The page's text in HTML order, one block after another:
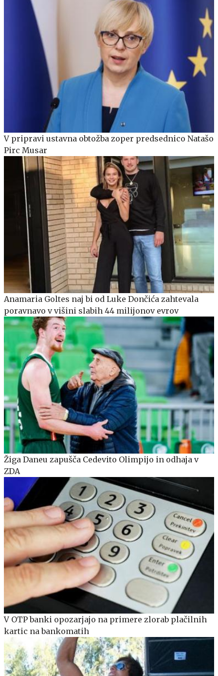
V pripravi ustavna obtožba zoper predsednico Natašo
Pirc Musar
Anamaria Goltes naj bi od Luke Dončića zahtevala
poravnavo v višini slabih 44 milijonov evrov
Žiga Daneu zapušča Cedevito Olimpijo in odhaja v
ZDA
V OTP banki opozarjajo na primere zlorab plačilnih
kartic na bankomatih